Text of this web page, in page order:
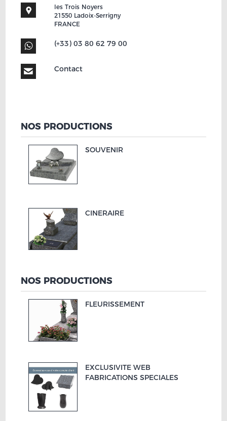
les Trois Noyers
21550 Ladoix-Serrigny
FRANCE
(+33) 03 80 62 79 00
Contact
NOS PRODUCTIONS
SOUVENIR
CINERAIRE
NOS PRODUCTIONS
FLEURISSEMENT
EXCLUSIVITE WEB
FABRICATIONS SPECIALES